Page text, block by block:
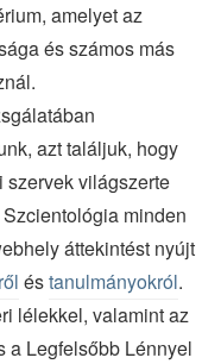
amelyet az
és számos más
azt találjuk, hogy
szervek világszerte
minden
áttekintést nyújt
éstanulmányokról.
lélekkel, valamint az
a Legfelsőbb Lénnyel